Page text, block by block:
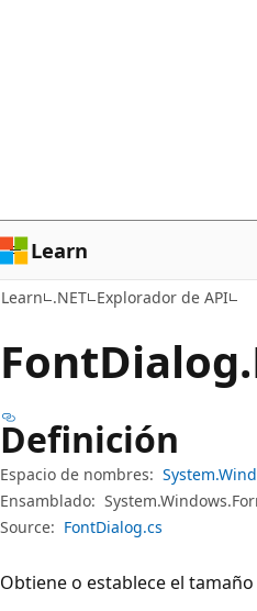
página
Learn
Learn .NET Explorador de API
FontDialog.
Definición
Espacio de nombres:
Ensamblado:
Source: FontDialog.cs
Obtiene o establece el